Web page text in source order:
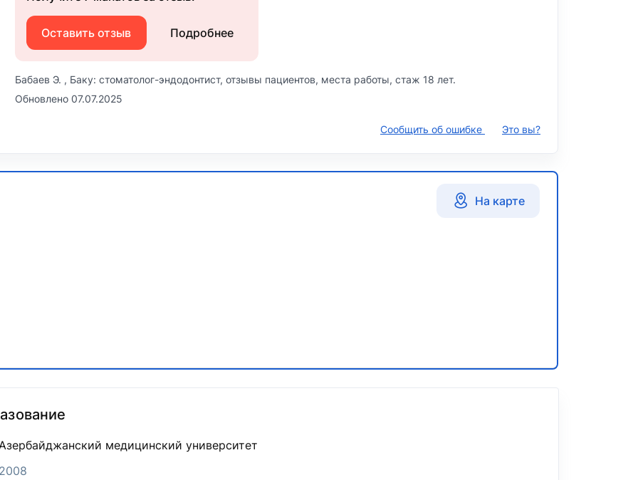
Оставить отзыв Подробнее
Бабаев Э. , Баку: стоматолог-эндодонтист, отзывы пациентов, места работы, стаж 18 лет.
Обновлено 07.07.2025
Сообщить об ошибке Это вы?
На карте
медицинский университет